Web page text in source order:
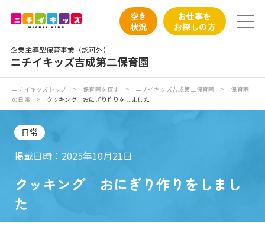
企業主導型保育事業（認可外）
ニチイキッズ吉成第二保育園
空き
状況
お仕事を
お探しの方
ニチイが大切にしていること
お食事
入園の概要
ニチイキッズトップ > 保育園を探す > ニチイキッズ吉成第二保育園 >
保育園
の日常
> クッキング おにぎり作りをしました
日常
掲載日時：2025年10月21日
クッキング おにぎり作りをしまし
た